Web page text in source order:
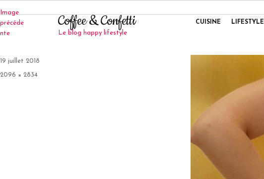
Coffee & Confetti
Le blog happy lifestyle
CUISINE LIFESTYLE
Image
précéde
nte
Publié
le
19 juillet 2018
Taille
2096 × 2834